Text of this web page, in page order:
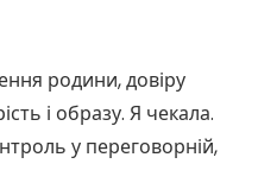
родини, довіру
і образу. Я чекала.
у переговорній,